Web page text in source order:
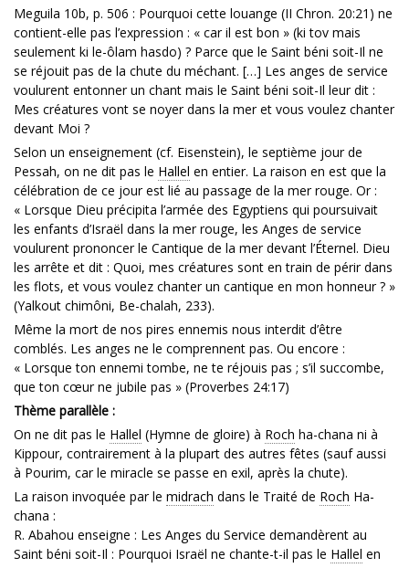
Meguila 10b, p. 506 : Pourquoi cette louange (II Chron. 20:21) ne
contient-elle pas l’expression : « car il est bon » (ki tov mais
seulement ki le-ôlam hasdo) ? Parce que le Saint béni soit-Il ne
se réjouit pas de la chute du méchant. […] Les anges de service
voulurent entonner un chant mais le Saint béni soit-Il leur dit :
Mes créatures vont se noyer dans la mer et vous voulez chanter
devant Moi ?
Selon un enseignement (cf. Eisenstein), le septième jour de
Pessah, on ne dit pas le Hallel en entier. La raison en est que la
célébration de ce jour est lié au passage de la mer rouge. Or :
« Lorsque Dieu précipita l’armée des Egyptiens qui poursuivait
les enfants d’Israël dans la mer rouge, les Anges de service
voulurent prononcer le Cantique de la mer devant l’Éternel. Dieu
les arrête et dit : Quoi, mes créatures sont en train de périr dans
les flots, et vous voulez chanter un cantique en mon honneur ? »
(Yalkout chimôni, Be-chalah, 233).
Même la mort de nos pires ennemis nous interdit d’être
comblés. Les anges ne le comprennent pas. Ou encore :
« Lorsque ton ennemi tombe, ne te réjouis pas ; s’il succombe,
que ton cœur ne jubile pas » (Proverbes 24:17)
Thème parallèle :
On ne dit pas le Hallel (Hymne de gloire) à Roch ha-chana ni à
Kippour, contrairement à la plupart des autres fêtes (sauf aussi
à Pourim, car le miracle se passe en exil, après la chute).
La raison invoquée par le midrach dans le Traité de Roch Ha-
chana :
R. Abahou enseigne : Les Anges du Service demandèrent au
Saint béni soit-Il : Pourquoi Israël ne chante-t-il pas le Hallel en